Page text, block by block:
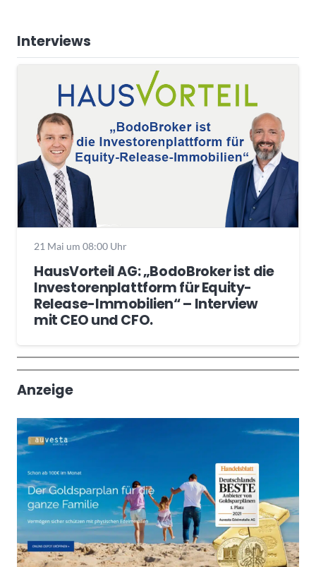
Interviews
21 Mai um 08:00 Uhr
HausVorteil AG: „BodoBroker ist die
Investorenplattform für Equity-
Release-Immobilien“ – Interview
mit CEO und CFO.
Wochenrückblick
Trendthemen
Anzeige